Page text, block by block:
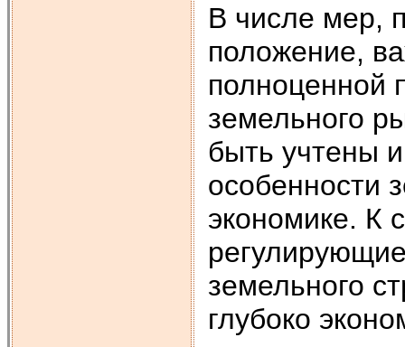
В числе мер,
положение,
полноценной
земельного
быть учтены
особенности
экономике. К
земельного
глубоко